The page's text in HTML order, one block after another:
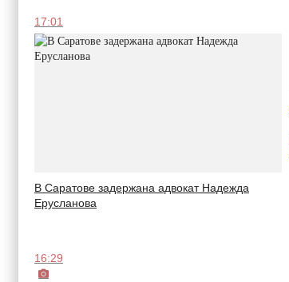
17:01
В Саратове задержана адвокат Надежда
Ерусланова
16:29